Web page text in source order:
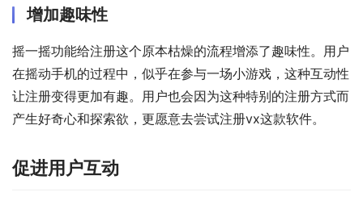
增加趣味性
摇一摇功能给注册这个原本枯燥的流程增添了趣味性。用户
在摇动手机的过程中，似乎在参与一场小游戏，这种互动性
让注册变得更加有趣。用户也会因为这种特别的注册方式而
产生好奇心和探索欲，更愿意去尝试注册vx这款软件。
促进用户互动